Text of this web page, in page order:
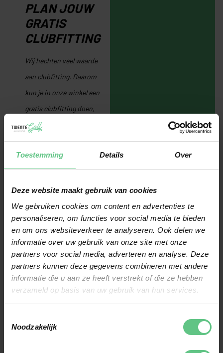
Toestemming Details Over
Deze website maakt gebruik van cookies
We gebruiken cookies om content en advertenties te
personaliseren, om functies voor social media te bieden
en om ons websiteverkeer te analyseren. Ook delen we
informatie over uw gebruik van onze site met onze
partners voor social media, adverteren en analyse. Deze
partners kunnen deze gegevens combineren met andere
informatie die u aan ze heeft verstrekt of die ze hebben
verzameld op basis van uw gebruik van hun services.
Noodzakelijk
PLAN JOUW
GRATIS
CLUBFITTING
Wij hechten veel waarde
aan clubfitting. Daarom
kun je in onze winkel een
gratis clubfitting doen,
door middel van
Trackman-technologie.
Hiermee analyseren onze
clubfitters jouw
balvlucht en gaan we
samen op zoek naar de
clubs met de juiste
Aan de hand hiervan en
van jouw wensen geven
kunnen brengen. Plan
PLAN EEN
CLUBFITTING